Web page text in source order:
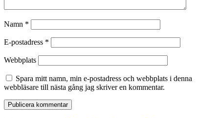
Namn *
E-postadress *
Webbplats
Spara mitt namn, min e-postadress och webbplats i denna
webbläsare till nästa gång jag skriver en kommentar.